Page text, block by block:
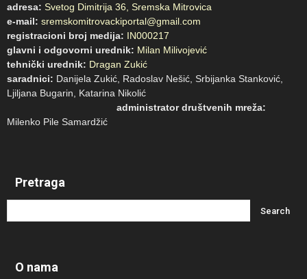
adresa: Svetog Dimitrija 36, Sremska Mitrovica
e-mail: sremskomitrovackiportal@gmail.com
registracioni broj medija: IN000217
glavni i odgovorni urednik: Milan Milivojević
tehnički urednik: Dragan Zukić
saradnici: Danijela Zukić, Radoslav Nešić, Srbijanka Stanković,
Ljiljana Bugarin, Katarina Nikolić
administrator društvenih mreža:
Milenko Pile Samardžić
Pretraga
O nama